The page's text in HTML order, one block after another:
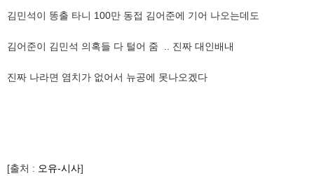
김민석이 똥출 타니 100만 동접 김어준에 기어 나오는데도
김어준이 김민석 의혹들 다 털어 줌 .. 진짜 대인배내
진짜 나라면 염치가 없어서 뉴공에 못나오겠다
[출처 : 오유-시사]